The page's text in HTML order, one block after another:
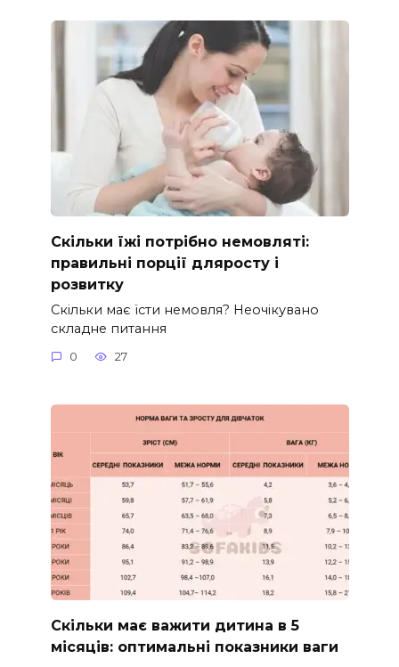
Скільки їжі потрібно немовляті:
правильні порції дляросту і
розвитку
Скільки має їсти немовля? Неочікувано
складне питання
0 27
Скільки має важити дитина в 5
місяців: оптимальні показники ваги